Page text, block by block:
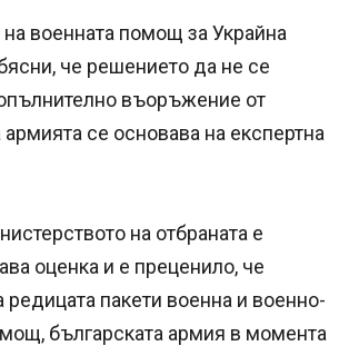
военната помощ за Украйна
че решението да не се
въоръжение от
се основава на експертна
на отбраната е
оценка и е преценило, че
редицата пакети военна и военно-
българската армия в момента